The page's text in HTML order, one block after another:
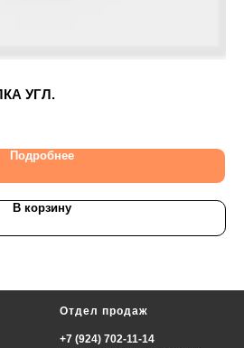
УГЛ.
Подробнее
В корзину
Отдел продаж
+7 (924) 702-11-14